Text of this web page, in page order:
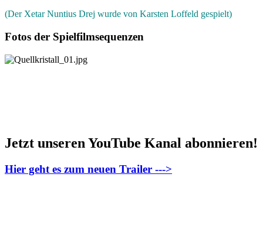
(Der Xetar Nuntius Drej wurde von Karsten Loffeld gespielt)
Fotos der Spielfilmsequenzen
Jetzt unseren YouTube Kanal abonnieren!
Hier geht es zum neuen Trailer --->